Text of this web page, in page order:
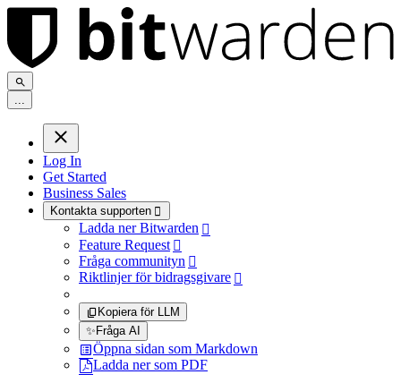
...
Log In
Get Started
Business Sales
Kontakta supporten 
Ladda ner Bitwarden 
Feature Request 
Fråga communityn 
Riktlinjer för bidragsgivare 
Kopiera för LLM
✨Fråga AI
Öppna sidan som Markdown
Ladda ner som PDF